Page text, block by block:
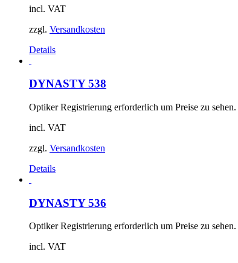
incl. VAT
zzgl. Versandkosten
Details
DYNASTY 538
Optiker Registrierung erforderlich um Preise zu sehen.
incl. VAT
zzgl. Versandkosten
Details
DYNASTY 536
Optiker Registrierung erforderlich um Preise zu sehen.
incl. VAT